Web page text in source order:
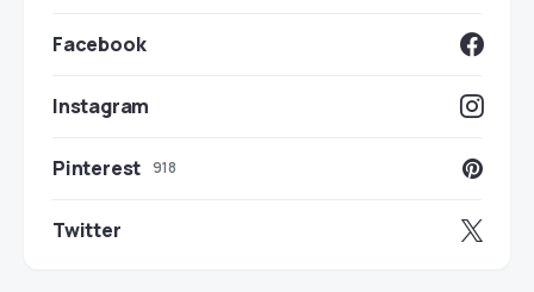
Facebook
Instagram
Pinterest 918
Twitter